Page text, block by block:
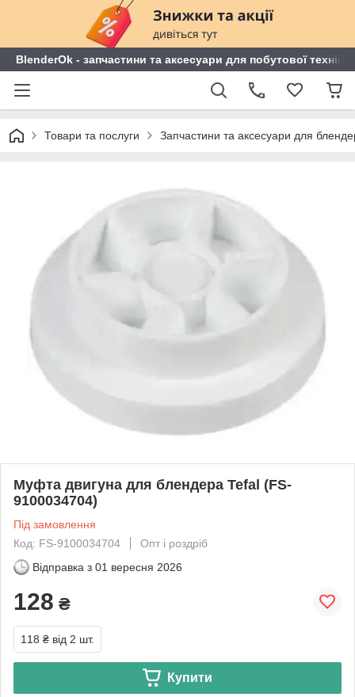
BlenderOk - запчастини та аксесуари для побутової техніки
Товари та послуги Запчастини та аксесуари для
Муфта двигуна для блендера Tefal (FS-
9100034704)
Під замовлення
Код: FS-9100034704
Опт і роздріб
Відправка з 01 вересня 2026
128 ₴
118 ₴ від 2 шт.
Купити